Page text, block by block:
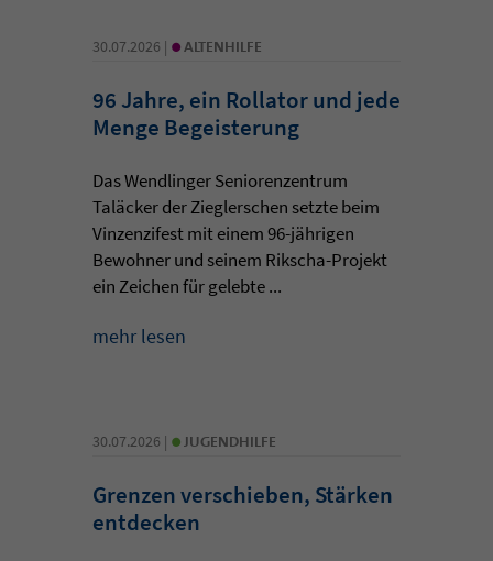
30.07.2026 | • ALTENHILFE
96 Jahre, ein Rollator und jede
Menge Begeisterung
Das Wendlinger Seniorenzentrum
Taläcker der Zieglerschen setzte beim
Vinzenzifest mit einem 96-jährigen
Bewohner und seinem Rikscha-Projekt
ein Zeichen für gelebte ...
mehr lesen
30.07.2026 | • JUGENDHILFE
Grenzen verschieben, Stärken
entdecken